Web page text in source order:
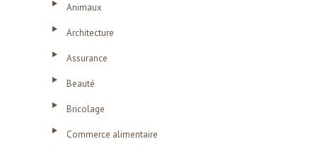
Animaux
Architecture
Assurance
Beauté
Bricolage
Commerce alimentaire